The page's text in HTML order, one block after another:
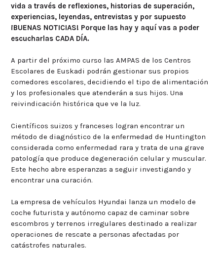
vida a través de reflexiones, historias de superación,
experiencias, leyendas, entrevistas y por supuesto
¡BUENAS NOTICIAS! Porque las hay y aquí vas a poder
escucharlas CADA DÍA.
A partir del próximo curso las AMPAS de los Centros
Escolares de Euskadi podrán gestionar sus propios
comedores escolares, decidiendo el tipo de alimentación
y los profesionales que atenderán a sus hijos. Una
reivindicación histórica que ve la luz.
Científicos suizos y franceses logran encontrar un
método de diagnóstico de la enfermedad de Huntington
considerada como enfermedad rara y trata de una grave
patología que produce degeneración celular y muscular.
Este hecho abre esperanzas a seguir investigando y
encontrar una curación.
La empresa de vehículos Hyundai lanza un modelo de
coche futurista y autónomo capaz de caminar sobre
escombros y terrenos irregulares destinado a realizar
operaciones de rescate a personas afectadas por
catástrofes naturales.